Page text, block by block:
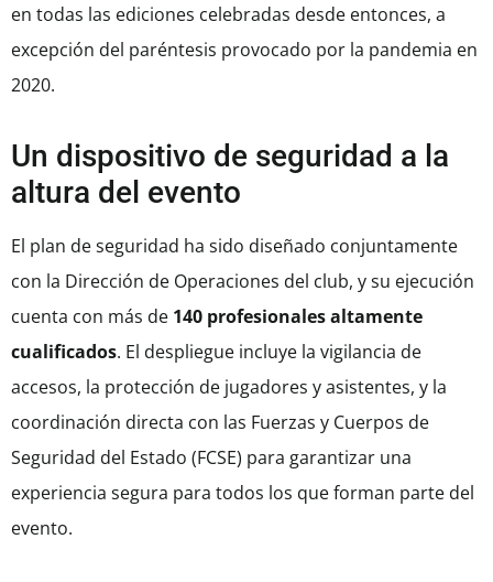
en todas las ediciones celebradas desde entonces, a
excepción del paréntesis provocado por la pandemia en
2020.
Un dispositivo de seguridad a la
altura del evento
El plan de seguridad ha sido diseñado conjuntamente
con la Dirección de Operaciones del club, y su ejecución
cuenta con más de 140 profesionales altamente
cualificados. El despliegue incluye la vigilancia de
accesos, la protección de jugadores y asistentes, y la
coordinación directa con las Fuerzas y Cuerpos de
Seguridad del Estado (FCSE) para garantizar una
experiencia segura para todos los que forman parte del
evento.